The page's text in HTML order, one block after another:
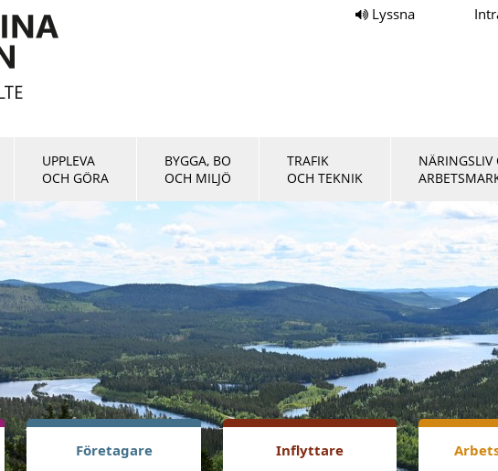
Lyssna
UPPLEVA
OCH GÖRA
BYGGA, BO
OCH MILJÖ
TRAFIK
OCH TEKNIK
NÄRINGSLIV
Företagare Inflyttare